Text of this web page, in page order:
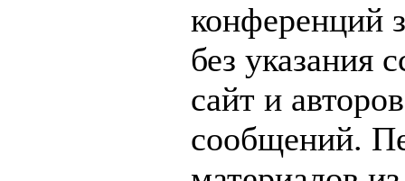
конференций
без указания
сайт и
сообщений.